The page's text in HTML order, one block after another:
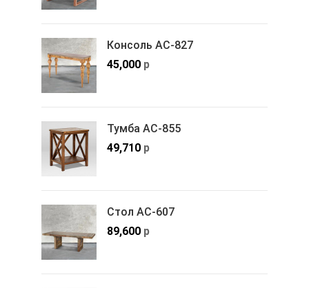
Консоль АС-827
45,000 р
Тумба АС-855
49,710 р
Стол АС-607
89,600 р